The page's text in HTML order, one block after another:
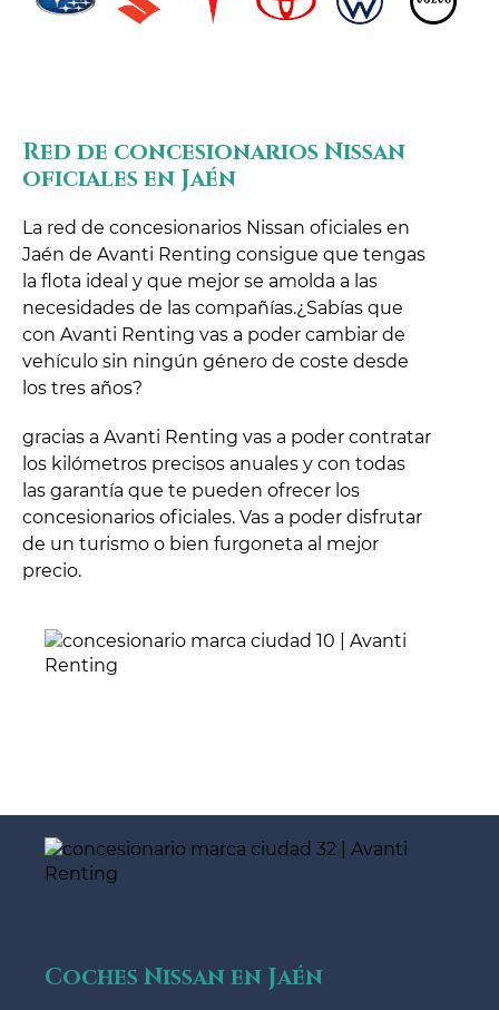
Red de concesionarios Nissan
oficiales en Jaén
La red de concesionarios Nissan oficiales en
Jaén de Avanti Renting consigue que tengas
la flota ideal y que mejor se amolda a las
necesidades de las compañías.¿Sabías que
con Avanti Renting vas a poder cambiar de
vehículo sin ningún género de coste desde
los tres años?
gracias a Avanti Renting vas a poder contratar
los kilómetros precisos anuales y con todas
las garantía que te pueden ofrecer los
concesionarios oficiales. Vas a poder disfrutar
de un turismo o bien furgoneta al mejor
precio.
Coches Nissan en Jaén